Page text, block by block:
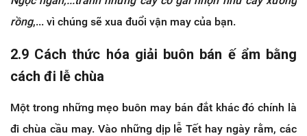
rồng,... vì chúng sẽ xua đuổi vận may của bạn.
2.9 Cách thức hóa giải buôn bán ế ẩm bằng
cách đi lễ chùa
Một trong những mẹo buôn may bán đắt khác đó chính là
đi chùa cầu may. Vào những dịp lễ Tết hay ngày rằm, các